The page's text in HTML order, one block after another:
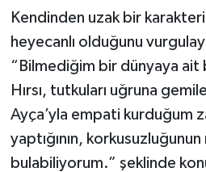
Kendinden uzak bir karakteri
heyecanlı olduğunu
“Bilmediğim bir dünyaya ait
Hırsı, tutkuları uğruna
Ayça’yla empati kurduğum
yaptığının,
bulabiliyorum.” şeklinde